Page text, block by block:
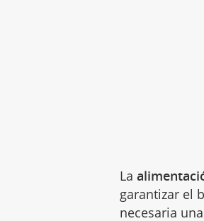
La
garantizar el
necesaria